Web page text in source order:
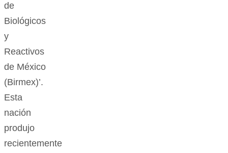
de
Biológicos
y
Reactivos
de México
(Birmex)’.
Esta
nación
produjo
recientemente